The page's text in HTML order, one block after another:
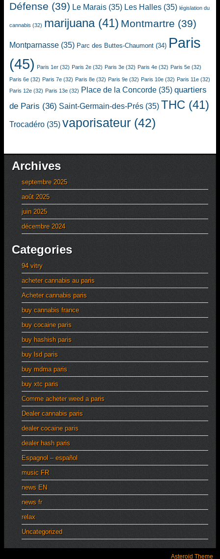
Défense (39) Le Marais (35) Les Halles (35) législation du
cannabis (32) marijuana(41) Montmartre (39)
Montparnasse (35) Parc des Buttes-Chaumont (34) Paris
(45) Paris 1er (32) Paris 2e (32) Paris 3e (32) Paris 4e (32) Paris 5e (32)
Paris 6e (32) Paris 7e (32) Paris 8e (32) Paris 9e (32) Paris 10e (32) Paris 11e (32)
Paris 12e (32) Paris 13e (32) Place de la Concorde (35) quartiers
de Paris (36) Saint-Germain-des-Prés (35) THC (41)
Trocadéro (35) vaporisateur (42)
Archives
septembre 2025
août 2025
juin 2025
décembre 2024
Categories
94 vitry
acheter cannabis au paris
Acheter cannabis paris
buy cannabis france
buy cocaine paris
buy hashish paris
buy lsd paris
buy mdma paris
buy xtc paris
Comme acheter weed a paris
Dealer cannabis paris
dealer cocaine paris
dealer hash paris
Espagnol – español
music FR
news EN
news fr
relax
Uncategorized
Asteroid Theme